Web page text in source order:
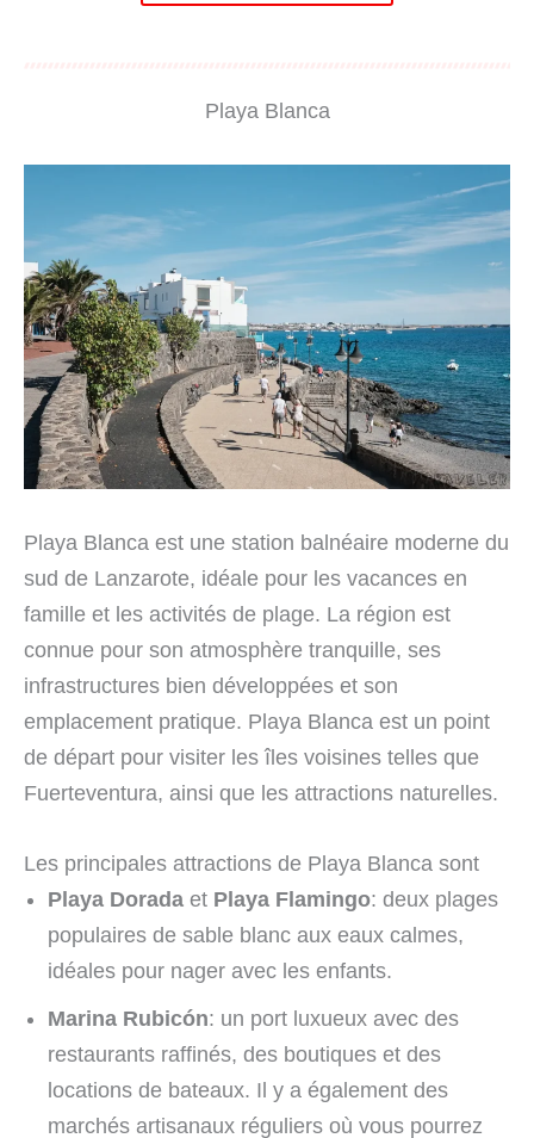
Playa Blanca
Playa Blanca est une station balnéaire moderne du
sud de Lanzarote, idéale pour les vacances en
famille et les activités de plage. La région est
connue pour son atmosphère tranquille, ses
infrastructures bien développées et son
emplacement pratique. Playa Blanca est un point
de départ pour visiter les îles voisines telles que
Fuerteventura, ainsi que les attractions naturelles.
Les principales attractions de Playa Blanca sont
Playa Dorada et Playa Flamingo: deux plages
populaires de sable blanc aux eaux calmes,
idéales pour nager avec les enfants.
Marina Rubicón: un port luxueux avec des
restaurants raffinés, des boutiques et des
locations de bateaux. Il y a également des
marchés artisanaux réguliers où vous pourrez